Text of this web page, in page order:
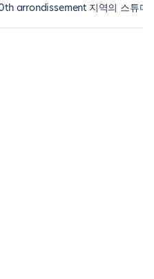
arrondissement 지역의 스튜디